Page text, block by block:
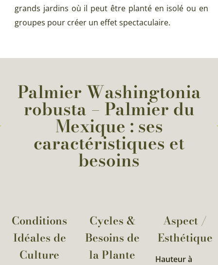
grands jardins où il peut être planté en isolé ou en
groupes pour créer un effet spectaculaire.
Palmier Washingtonia
robusta – Palmier du
Mexique : ses
caractéristiques et
besoins
Conditions
Idéales de
Culture
Cycles &
Besoins de
la Plante​
Aspect /
Esthétique
Hauteur à